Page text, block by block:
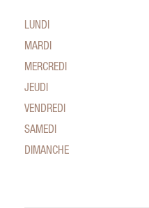
LUNDI
MARDI
MERCREDI
JEUDI
VENDREDI
SAMEDI
DIMANCHE